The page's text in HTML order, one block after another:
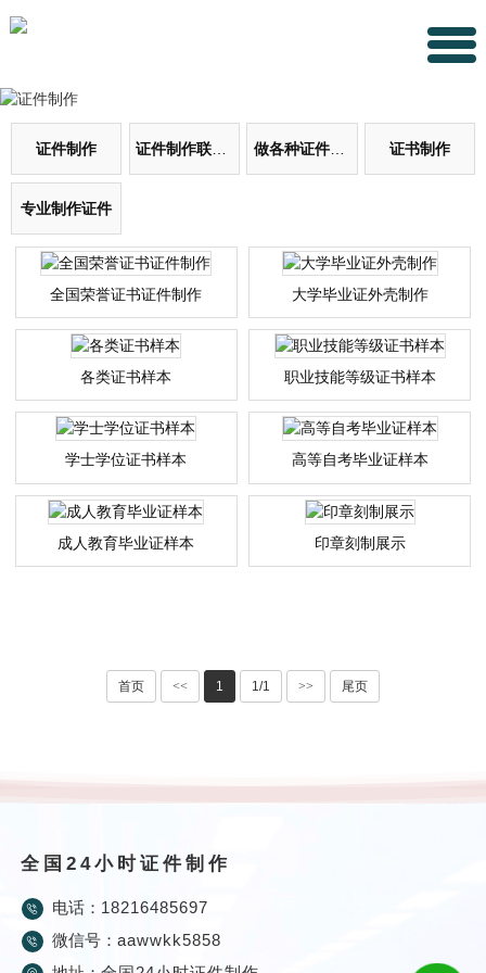
证件制作 证件制作联系方式 做各种证件证书 证书制作
专业制作证件
全国荣誉证书证件制作 大学毕业证外壳制作
各类证书样本 职业技能等级证书样本
学士学位证书样本 高等自考毕业证样本
成人教育毕业证样本 印章刻制展示
首页 << 1 1/1 >> 尾页
全国24小时证件制作
电话： 18216485697
微信号： aawwkk5858